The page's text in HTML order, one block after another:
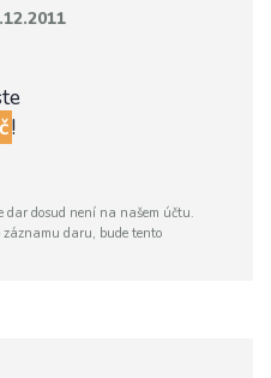
!
dar dosud není na našem účtu.
záznamu daru, bude tento